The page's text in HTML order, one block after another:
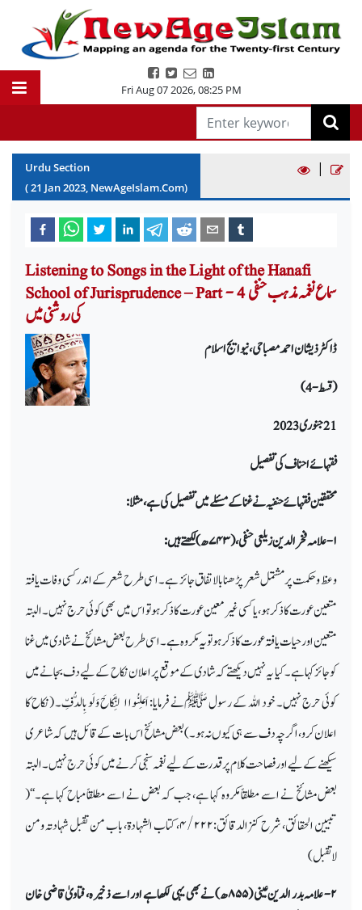
Fri Aug 07 2026,08:25 PM
Urdu Section
(21 Jan2023, NewAgeIslam.Com)
|
Listening to Songs in the Light of the Hanafi
School of Jurisprudence – Part - 4 سماع نغمہ مذہب حنفی
کی روشنی میں
ڈاکٹر ذیشان احمد مصباحی، نیو ایج اسلام
(قسط-4)
21 جنوری 2023
فقہائے احناف کی تفصیل
محققین فقہائے حنفیہ نے غنا کے مسئلے میں تفصیل کی ہے ،مثلا:
۱- علامہ فخر الدین زیلعی حنفی، (۷۴۳ھ) لکھتے ہیں:
وعظ وحکمت پر مشتمل شعر پڑھنا بالاتفاق جائز ہے۔ اسی طرح شعر کے اندر کسی وفات یافتہ
متعین عورت کا ذکر ہو،یا کسی غیر معین عورت کا ذکر ہو تو اس میں بھی کوئی حرج نہیں۔ البتہ
متعین اور حیات یافتہ عورت کا ذکر ہو تو یہ مکروہ ہے۔ اسی طرح بعض مشائخ نے شادی میں غنا
کو جائز کہا ہے۔ کیا یہ نہیں دیکھتے کہ شادی کے موقع پراعلان نکاح کے لیے دف بجانے میں
کوئی حرج نہیں۔ خود اللہ کے رسول ﷺ نے فرمایا: اَعلِنُوا النِّکَاحَ وَ لَو بِالدُّفِّ۔ (نکاح کا
اعلان کرو، اگرچہ دف سے ہی کیوں نہ ہو۔ )بعض مشائخ اس بات کے قائل ہیں کہ شاعری
سیکھنے کے لیے اور فصاحت کلام پر قدرت کے لیے نغمہ سنجی کرنے میں کوئی حرج نہیں۔ البتہ
بعض مشائخ نے اسے مطلقاً مکروہ کہا ہے، جب کہ بعض نے اسے مطلقاً مباح کہا ہے۔‘‘(
تبیین الحقائق، شرح کنزالدقائق:۴/۲۲۲، کتاب الشہادۃ، باب من تقبل شہادتہ ومن
لاتقبل)
۲- علامہ بدر الدین عینی (۸۵۵ھ) نے بھی یہی لکھا ہے اور اسے ذخیرہ، فتاویٰ قاضی خان